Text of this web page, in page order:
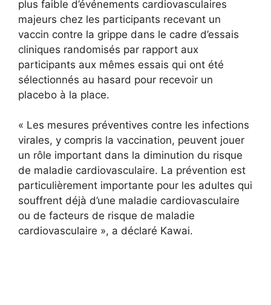
plus faible d’événements cardiovasculaires
majeurs chez les participants recevant un
vaccin contre la grippe dans le cadre d’essais
cliniques randomisés par rapport aux
participants aux mêmes essais qui ont été
sélectionnés au hasard pour recevoir un
placebo à la place.
« Les mesures préventives contre les infections
virales, y compris la vaccination, peuvent jouer
un rôle important dans la diminution du risque
de maladie cardiovasculaire. La prévention est
particulièrement importante pour les adultes qui
souffrent déjà d’une maladie cardiovasculaire
ou de facteurs de risque de maladie
cardiovasculaire », a déclaré Kawai.